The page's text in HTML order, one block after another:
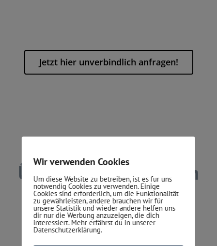
Jetzt hier unverbindlich anfragen!
Überblick, das können
wir für Sie tun:
Wir verwenden Cookies
Um diese Website zu betreiben, ist es für uns
notwendig Cookies zu verwenden. Einige
Cookies sind erforderlich, um die Funktionalität
zu gewährleisten, andere brauchen wir für
unsere Statistik und wieder andere helfen uns
dir nur die Werbung anzuzeigen, die dich
interessiert. Mehr erfährst du in unserer
Datenschutzerklärung.